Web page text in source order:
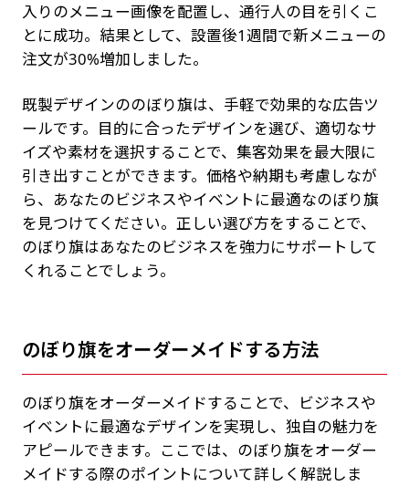
入りのメニュー画像を配置し、通行人の目を引くこ
とに成功。結果として、設置後1週間で新メニューの
注文が30%増加しました。
既製デザインののぼり旗は、手軽で効果的な広告ツ
ールです。目的に合ったデザインを選び、適切なサ
イズや素材を選択することで、集客効果を最大限に
引き出すことができます。価格や納期も考慮しなが
ら、あなたのビジネスやイベントに最適なのぼり旗
を見つけてください。正しい選び方をすることで、
のぼり旗はあなたのビジネスを強力にサポートして
くれることでしょう。
のぼり旗をオーダーメイドする方法
のぼり旗をオーダーメイドすることで、ビジネスや
イベントに最適なデザインを実現し、独自の魅力を
アピールできます。ここでは、のぼり旗をオーダー
メイドする際のポイントについて詳しく解説しま